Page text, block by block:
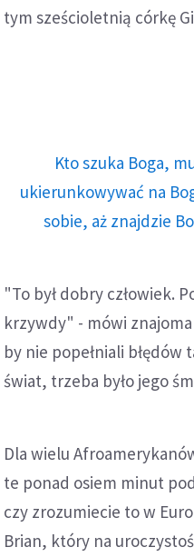
tym sześcioletnią córkę
Kto szuka Boga,
ukierunkowywać na
sobie, aż znajdzie
"To był dobry człowiek.
krzywdy" - mówi znajoma
by nie popełniali
świat, trzeba było jego
Dla wielu
te ponad osiem minut
czy zrozumiecie to w
Brian, który na